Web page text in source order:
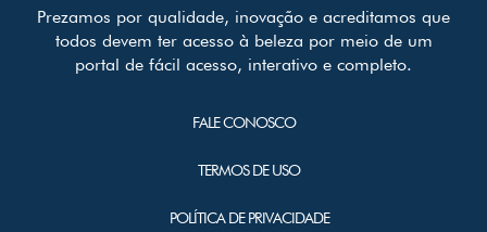
Prezamos por qualidade, inovação e acreditamos que
todos devem ter acesso à beleza por meio de um
portal de fácil acesso, interativo e completo.
FALE CONOSCO
TERMOS DE USO
POLÍTICA DE PRIVACIDADE